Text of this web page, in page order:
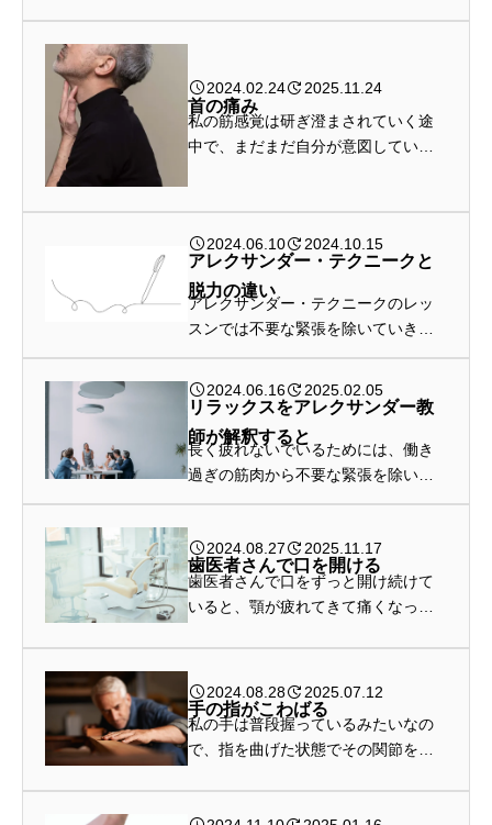
2024.02.24 2025.11.24
首の痛み
私の筋感覚は研ぎ澄まされていく途
中で、まだまだ自分が意図している
2024.06.10 2024.10.15
アレクサンダー・テクニークと
脱力の違い
アレクサンダー・テクニークのレッ
スンでは不要な緊張を除いていきま
す。それを脱力だと言えば脱力なの
ですが、日常生活を送るために必要
最低限の緊張はあります。
2024.06.16 2025.02.05
リラックスをアレクサンダー教
師が解釈すると
長く疲れないでいるためには、働き
過ぎの筋肉から不要な緊張を除いて
ちょうどよく働かせ、働き過ぎの筋
には必要最低限の働きをしてもらう
のが一番です
2024.08.27 2025.11.17
歯医者さんで口を開ける
歯医者さんで口をずっと開け続けて
いると、顎が疲れてきて痛くなって
2024.08.28
2025.07.12
手の指がこわばる
私の手は普段握っているみたいなの
で、指を曲げた状態でその関節をロ